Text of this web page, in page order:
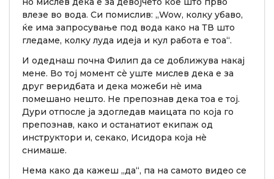
влезе во вода. Си помислив: „Wow, колку убаво,
ќе има запросување под вода како на ТВ што
гледаме, колку луда идеја и кул работа е тоа“.
И одеднаш почна Филип да се доближува накај
мене. Во тој момент сè уште мислев дека е за
друг веридбата и дека можеби нè има
помешано нешто. Не препознав дека тоа е тој.
Дури отпосле ја здогледав маицата по која го
препознав, како и останатиот екипаж од
инструктори и, секако, Исидора која нè
снимаше.
Нема како да кажеш „да“, па на самото видео се